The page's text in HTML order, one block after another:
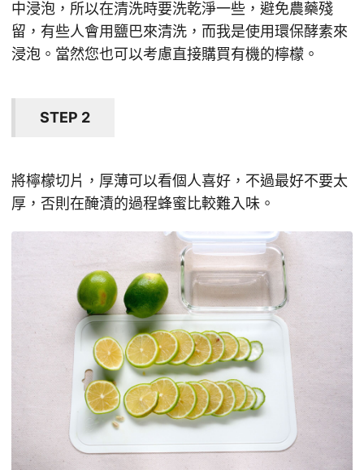
中浸泡，所以在清洗時要洗乾淨一些，避免農藥殘
留，有些人會用鹽巴來清洗，而我是使用環保酵素來
浸泡。當然您也可以考慮直接購買有機的檸檬。
STEP 2
將檸檬切片，厚薄可以看個人喜好，不過最好不要太
厚，否則在醃漬的過程蜂蜜比較難入味。